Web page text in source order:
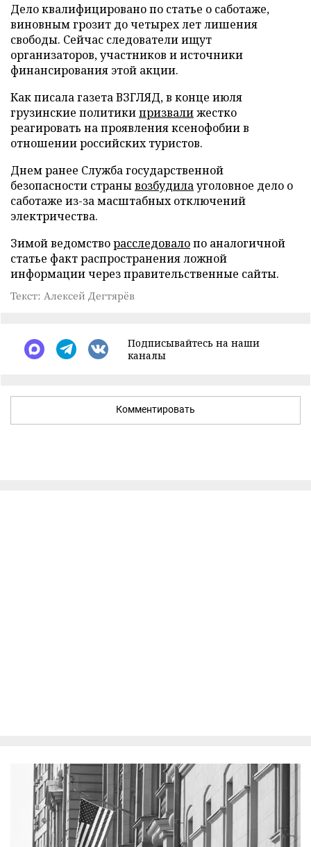
Дело квалифицировано по статье о саботаже,
виновным грозит до четырех лет лишения
свободы. Сейчас следователи ищут
организаторов, участников и источники
финансирования этой акции.
Как писала газета ВЗГЛЯД, в конце июля
грузинские политикипризвалижестко
реагировать на проявления ксенофобии в
отношении российских туристов.
Днем ранее Служба государственной
безопасности странывозбудилауголовное дело о
саботаже из-за масштабных отключений
электричества.
Зимой ведомстворасследовалопо аналогичной
статье факт распространения ложной
информации через правительственные сайты.
Текст: Алексей Дегтярёв
Подписывайтесь на наши
каналы
Комментировать